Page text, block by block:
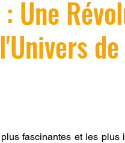
3D à la demande
CRÉALITY SPARK X I7
Une
de
fascinantes et les plus